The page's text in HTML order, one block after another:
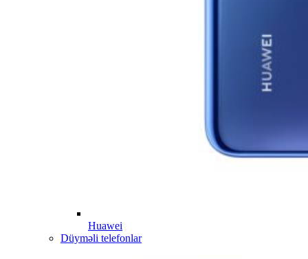
Huawei
Düyməli telefonlar